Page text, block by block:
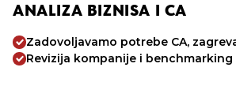
ANALIZA BIZNISA I CA
Zadovoljavamo potrebe CA,
Revizija kompanije i benchmarking